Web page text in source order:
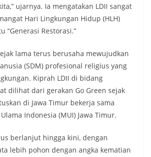
ujarnya. Ia mengatakan LDII sangat
Hari Lingkungan Hidup (HLH)
“Generasi Restorasi.”
lama terus berusaha mewujudkan
(SDM) profesional religius yang
Kiprah LDII di bidang
dilihat dari gerakan Go Green sejak
di Jawa Timur bekerja sama
Indonesia (MUI) Jawa Timur.
berlanjut hingga kini, dengan
lebih pohon dengan angka kematian